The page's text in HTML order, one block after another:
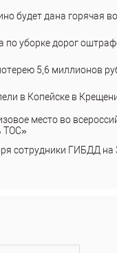
будет дана горячая
по уборке дорог
5,6 миллионов
в Копейске в
место во
ТОС»
сотрудники ГИБДД на